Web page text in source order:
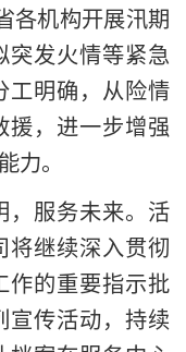
各机构开展汛期
突发火情等紧急
工明确，从险情
援，进一步增强
力。
，服务未来。活
将继续深入贯彻
作的重要指示批
宣传活动，持续